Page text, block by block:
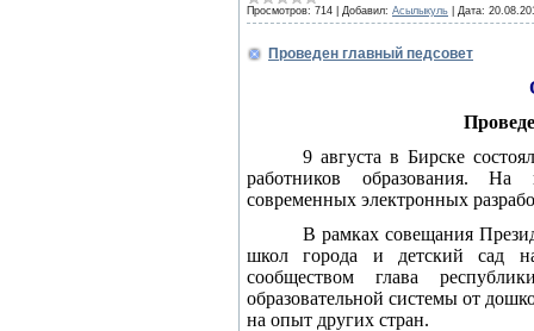
Просмотров: 714 Добавил: Асылыкуль Дата:
Проведен главный педсовет
9 августа в Бирске
работников образования. На
современных электронных
В рамках совещания
школ города и детский сад
сообществом глава
образовательной системы от
на опыт других стран.